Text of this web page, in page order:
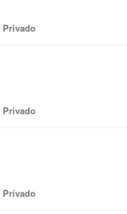
Privado
Privado
Privado